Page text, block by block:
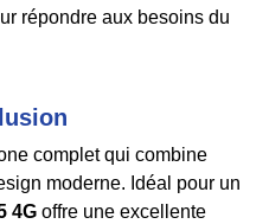
répondre aux besoins du
complet qui combine
moderne. Idéal pour un
4G offre une excellente